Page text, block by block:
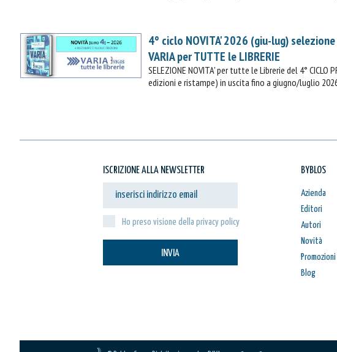
4° ciclo NOVITA' 2026 (giu-lug) selezione
VARIA per TUTTE le LIBRERIE
SELEZIONE NOVITA' per tutte le Librerie del 4° CICLO
edizioni e ristampe) in uscita fino a giugno/luglio
ISCRIZIONE ALLA NEWSLETTER
Ho preso visione della privacy policy
INVIA
BYBLOS
Azienda
Editori
Autori
Novità
Promozioni
Blog